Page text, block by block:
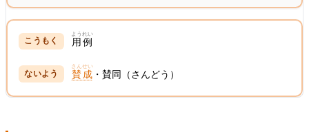
用例
ようれい
賛成
さんせい
・賛同（さんどう）